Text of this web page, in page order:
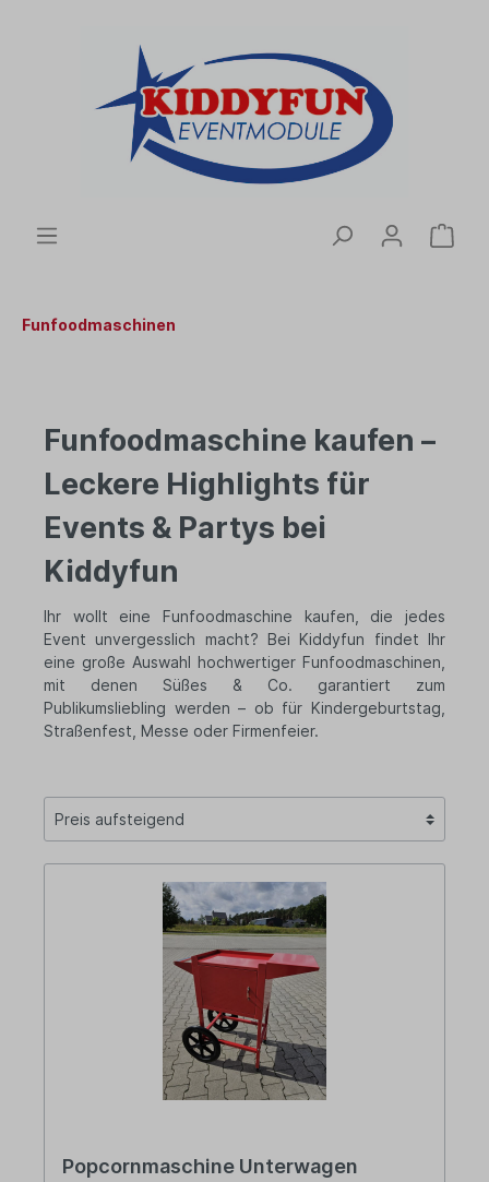
Funfoodmaschinen
Funfoodmaschine kaufen –
Leckere Highlights für
Events & Partys bei
Kiddyfun
Ihr wollt eine Funfoodmaschine kaufen, die jedes
Event unvergesslich macht? Bei Kiddyfun findet Ihr
eine große Auswahl hochwertiger Funfoodmaschinen,
mit denen Süßes & Co. garantiert zum
Publikumsliebling werden – ob für Kindergeburtstag,
Straßenfest, Messe oder Firmenfeier.
Popcornmaschine Unterwagen